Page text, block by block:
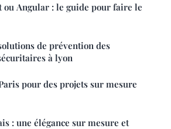
ou Angular : le guide pour faire le
de prévention des
à lyon
pour des projets sur mesure
: une élégance sur mesure et